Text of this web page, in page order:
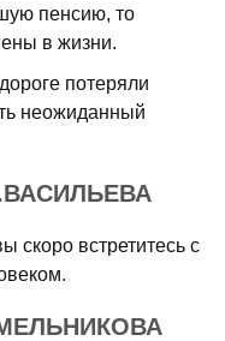
пенсию, то
в жизни.
потеряли
неожиданный
скоро встретитесь с